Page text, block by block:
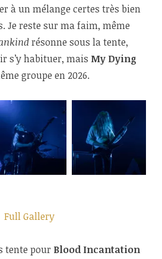
à un mélange certes très bien
Je reste sur ma faim, même
résonne sous la tente,
s’y habituer, mais My Dying
groupe en 2026.
Full Gallery
tente pour Blood Incantation